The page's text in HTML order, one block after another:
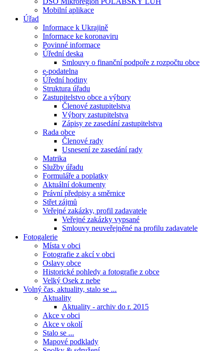
Mobilní aplikace
Úřad
Informace k Ukrajině
Informace ke koronaviru
Povinné informace
Úřední deska
Smlouvy o finanční podpoře z rozpočtu obce
e-podatelna
Úřední hodiny
Struktura úřadu
Zastupitelstvo obce a výbory
Členové zastupitelstva
Výbory zastupitelstva
Zápisy ze zasedání zastupitelstva
Rada obce
Členové rady
Usnesení ze zasedání rady
Matrika
Služby úřadu
Formuláře a poplatky
Aktuální dokumenty
Právní předpisy a směrnice
Střet zájmů
Veřejné zakázky, profil zadavatele
Veřejné zakázky vypsané
Smlouvy neuveřejněné na profilu zadavatele
Fotogalerie
Místa v obci
Fotografie z akcí v obci
Oslavy obce
Historické pohledy a fotografie z obce
Velký Osek z nebe
Volný čas, aktuality, stalo se ...
Aktuality
Aktuality - archiv do r. 2015
Akce v obci
Akce v okolí
Stalo se ...
Mapové podklady